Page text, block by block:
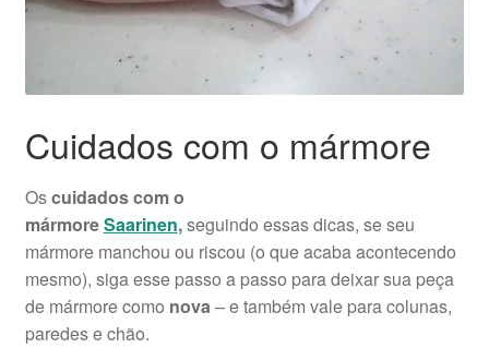
Cuidados com o mármore
Oscuidados com o
mármoreSaarinen,seguindo essas dicas, se seu
mármore manchou ou riscou (o que acaba acontecendo
mesmo), siga esse passo a passo para deixar sua peça
de mármore como nova– e também vale para colunas,
paredes e chão.